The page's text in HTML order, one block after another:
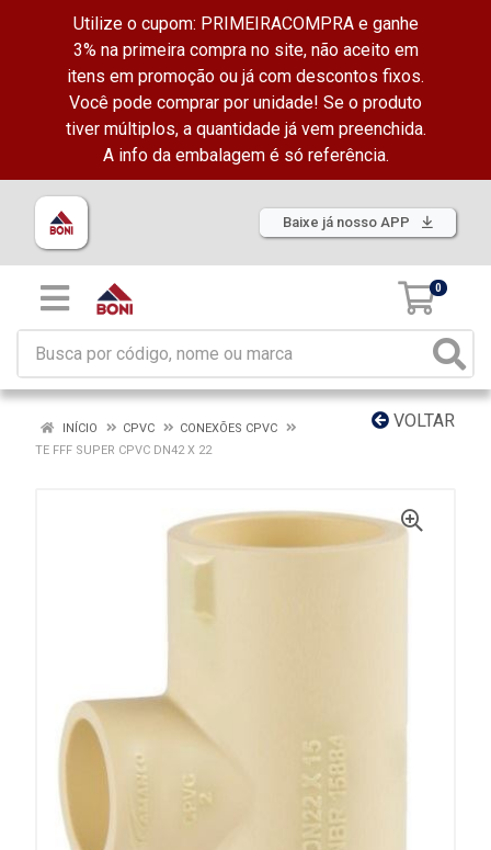
Utilize o cupom: PRIMEIRACOMPRA e ganhe
3% na primeira compra no site, não aceito em
itens em promoção ou já com descontos fixos.
Você pode comprar por unidade! Se o produto
tiver múltiplos, a quantidade já vem preenchida.
A info da embalagem é só referência.
Baixe já nosso APP
0
VOLTAR
INÍCIO CPVC
CONEXÕES CPVC
TE FFF SUPER CPVC DN42 X 22